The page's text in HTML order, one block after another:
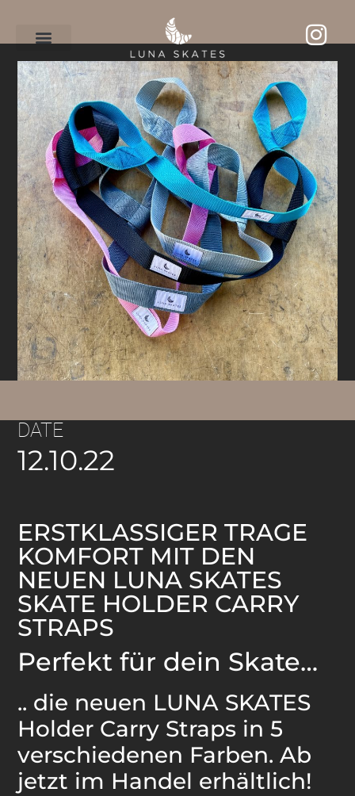
DATE
12.10.22
ERSTKLASSIGER TRAGE
KOMFORT MIT DEN
NEUEN LUNA SKATES
SKATE HOLDER CARRY
STRAPS
Perfekt für dein Skate…
.. die neuen LUNA SKATES
Holder Carry Straps in 5
verschiedenen Farben. Ab
jetzt im Handel erhältlich!